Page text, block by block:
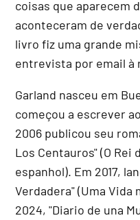
coisas que aparecem
aconteceram de
livro fiz uma grande
entrevista por email à
Garland nasceu em
começou a escrever
2006 publicou seu
Los Centauros" (O Rei
espanhol). Em 2017,
Verdadera" (Uma Vida
2024, "Diario de una